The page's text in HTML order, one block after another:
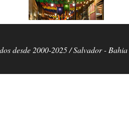
desde 2000-2025 / Salvador -